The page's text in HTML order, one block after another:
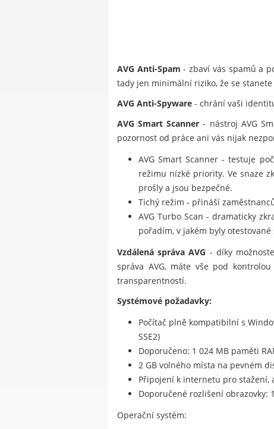
AVG Anti-Spam - zbaví vás spamů a
tady jen minimální riziko, že se
AVG Anti-Spyware - chrání vaši
AVG Smart Scanner - nástroj AVG
pozornost od práce ani vás nijak
AVG Smart Scanner - testuje
režimu nízké priority. Ve snaze
prošly a jsou bezpečné.
Tichý režim - přináší
AVG Turbo Scan - dramaticky
pořadím, v jakém byly
Vzdálená správa AVG - díky
správa AVG, máte vše pod
transparentností.
Systémové požadavky:
Počítač plně kompatibilní s
SSE2)
Doporučeno: 1 024 MB paměti
2 GB volného místa na pevném
Připojení k internetu pro stažení,
Doporučené rozlišení obrazovky:
Operační systém: